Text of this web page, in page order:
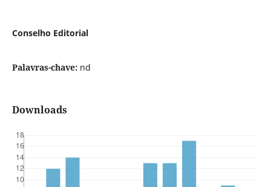
Conselho Editorial
Palavras-chave: nd
Downloads